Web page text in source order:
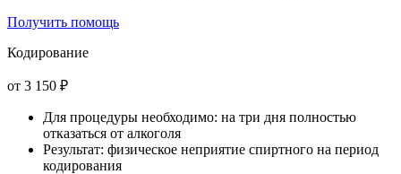
Получить помощь
Кодирование
от 3 150 ₽
Для процедуры необходимо: на три дня полностью
отказаться от алкоголя
Результат: физическое неприятие спиртного на период
кодирования